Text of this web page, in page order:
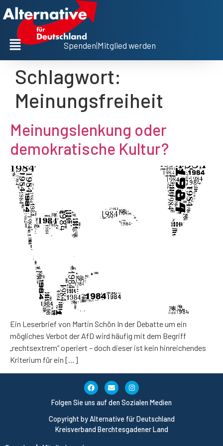
Spenden Mitglied werden
Schlagwort:
Meinungsfreiheit
Meinungslenkung oder
demokratische Kultur?
Ein Leserbrief von Martin Schön In der Debatte um ein
mögliches Verbot der AfD wird häufig mit dem Begriff
„rechtsextrem“ operiert – doch dieser ist kein hinreichendes
Kriterium für ein […]
Copyright by Alternative für Deutschland
Kreisverband Berchtesgadener Land
Folgen Sie uns auf den Sozialen Medien